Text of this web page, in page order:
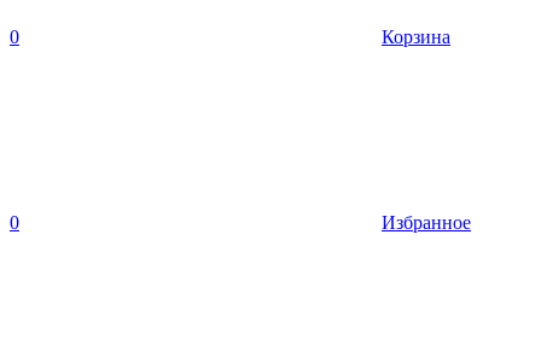
0 Корзина
0 Избранное